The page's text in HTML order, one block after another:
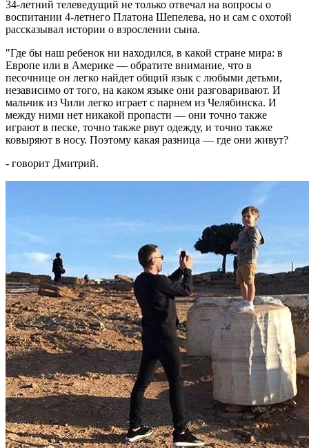
34-летний телеведущий не только отвечал на вопросы о
воспитании 4-летнего Платона Шепелева, но и сам с охотой
рассказывал истории о взрослении сына.
"Где бы наш ребенок ни находился, в какой стране мира: в
Европе или в Америке — обратите внимание, что в
песочнице он легко найдет общий язык с любыми детьми,
независимо от того, на каком языке они разговаривают. И
мальчик из Чили легко играет с парнем из Челябинска. И
между ними нет никакой пропасти — они точно также
играют в песке, точно также рвут одежду, и точно также
ковыряют в носу. Поэтому какая разница — где они живут?
- говорит Дмитрий.